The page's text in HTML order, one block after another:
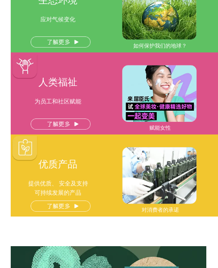
应对气候变化
如何保护我们的地球？
人类福祉
为员工和社区赋能
赋能女性
优质产品
提供优质、 安全及支持
可持续发展的产品
对消费者的承诺